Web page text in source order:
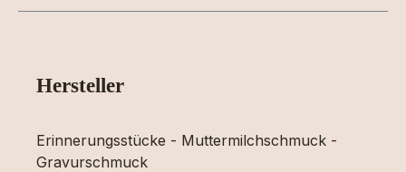
Hersteller
Erinnerungsstücke - Muttermilchschmuck -
Gravurschmuck